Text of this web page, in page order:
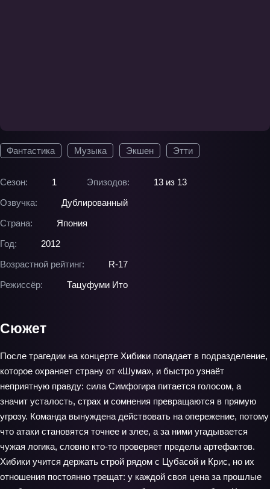
Фантастика Музыка Экшен Этти
Сезон: 1 Эпизодов:
13 из 13
Озвучка:
Дублированный
Страна:
Япония
Год:
2012
Возрастной рейтинг:
R-17
Режиссёр:
Тацуфуми Ито
Сюжет
После трагедии на концерте Хибики попадает в подразделение,
которое охраняет страну от «Шума», и быстро узнаёт
неприятную правду: сила Симфогира питается голосом, а
значит усталость, страх и сомнения превращаются в прямую
угрозу. Команда вынуждена действовать на опережение, потому
что атаки становятся точнее и злее, а за ними угадывается
чужая логика, словно кто-то проверяет пределы артефактов.
Хибики учится держать строй рядом с Цубасой и Крис, но их
отношения постоянно трещат: у каждой своя цена за прошлые